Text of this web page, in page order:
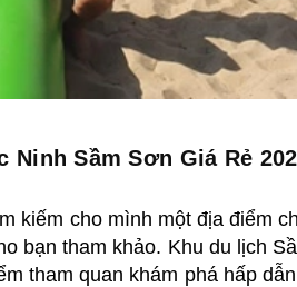
Sầm Sơn Giá Rẻ
kiếm cho mình một địa điểm
bạn tham khảo. Khu du lịch
tham quan khám phá hấp